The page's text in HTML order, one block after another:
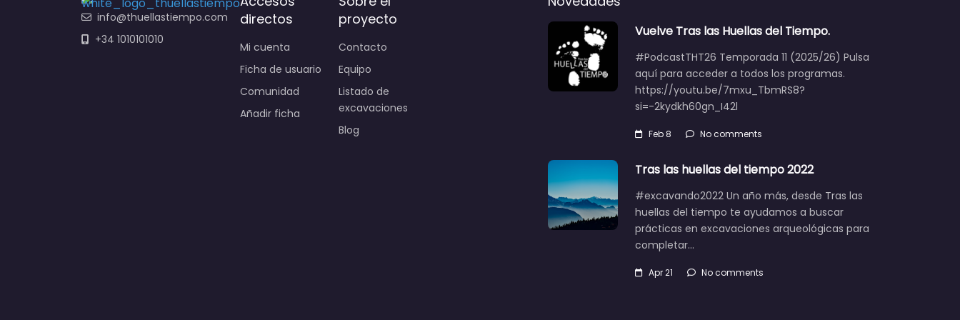
info@thuellastiempo.com
+34 1010101010
directos
Mi cuenta
Ficha de usuario
Comunidad
Añadir ficha
proyecto
Contacto
Equipo
Listado de
excavaciones
Blog
Vuelve Tras las Huellas del Tiempo.
#PodcastTHT26 Temporada 11 (2025/26) Pulsa
aquí para acceder a todos los programas.
https://youtu.be/7mxu_TbmRS8?
si=-2kydkh60gn_I42l
Feb 8 No comments
Tras las huellas del tiempo 2022
#excavando2022 Un año más, desde Tras las
huellas del tiempo te ayudamos a buscar
prácticas en excavaciones arqueológicas para
completar…
Apr 21 No comments